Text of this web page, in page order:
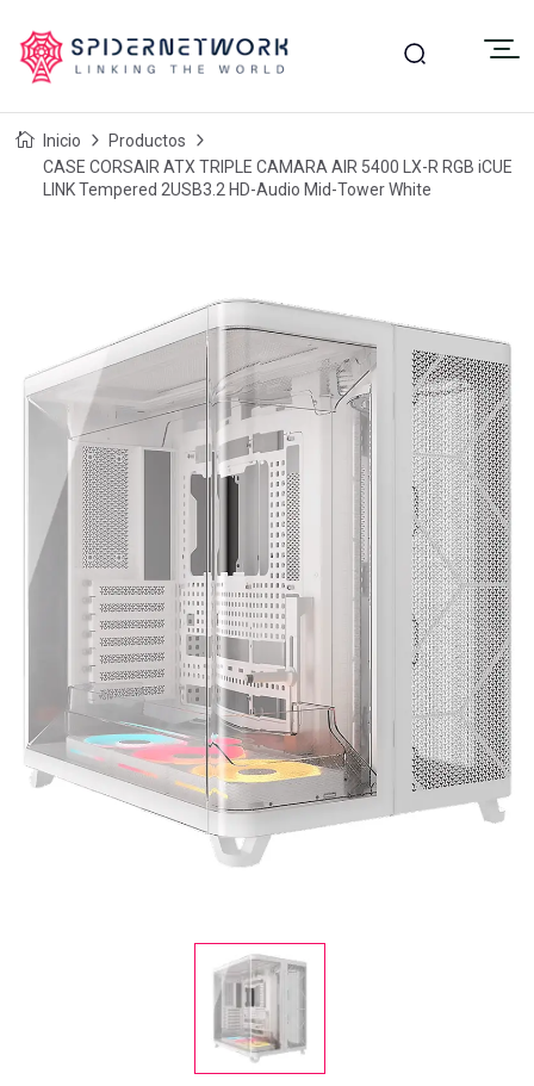
Inicio
Productos
CASE CORSAIR ATX TRIPLE CAMARA AIR 5400 LX-R RGB iCUE
LINK Tempered 2USB3.2 HD-Audio Mid-Tower White